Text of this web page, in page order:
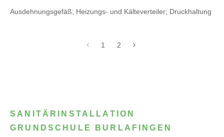
Ausdehnungsgefäß; Heizungs- und Kälteverteiler; Druckhaltung
1 2
SANITÄRINSTALLATION
GRUNDSCHULE BURLAFINGEN